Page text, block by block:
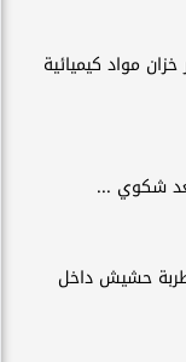
مواد كيميائية
شكوي ...
عاطل بحوزته 75 طربة حشيش داخل